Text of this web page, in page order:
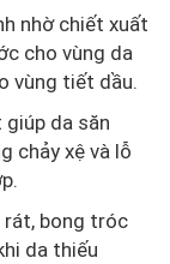
nhờ chiết xuất
cho vùng da
vùng tiết dầu.
da săn
chảy xệ và lỗ
rát, bong tróc
da thiếu